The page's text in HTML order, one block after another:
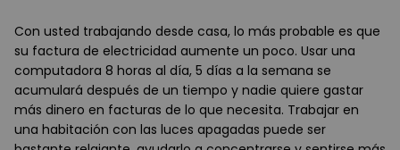
Con usted trabajando desde casa, lo más probable es que
su factura de electricidad aumente un poco. Usar una
computadora 8 horas al día, 5 días a la semana se
acumulará después de un tiempo y nadie quiere gastar
más dinero en facturas de lo que necesita. Trabajar en
una habitación con las luces apagadas puede ser